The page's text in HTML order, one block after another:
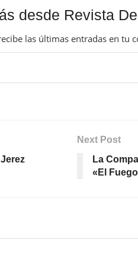
desde Revista
las últimas entradas en tu
Next Post
La
«El